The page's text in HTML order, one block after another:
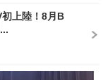
上陸！8月B